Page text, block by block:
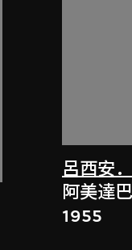
呂西安
阿美達
1955